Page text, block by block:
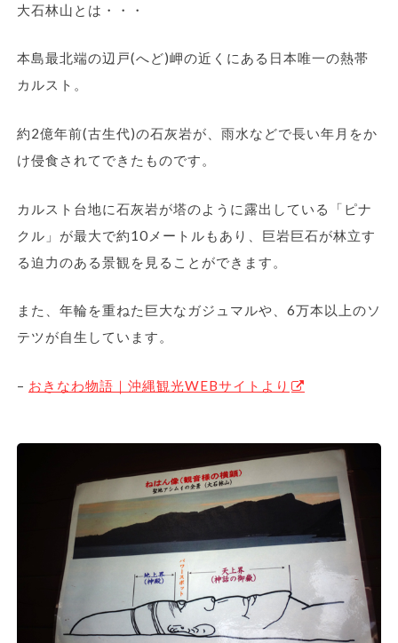
大石林山とは・・・
本島最北端の辺戸(へど)岬の近くにある日本唯一の熱帯
カルスト。
約2億年前(古生代)の石灰岩が、雨水などで長い年月をか
け侵食されてできたものです。
カルスト台地に石灰岩が塔のように露出している「ピナ
クル」が最大で約10メートルもあり、巨岩巨石が林立す
る迫力のある景観を見ることができます。
また、年輪を重ねた巨大なガジュマルや、6万本以上のソ
テツが自生しています。
– おきなわ物語｜沖縄観光WEBサイトより